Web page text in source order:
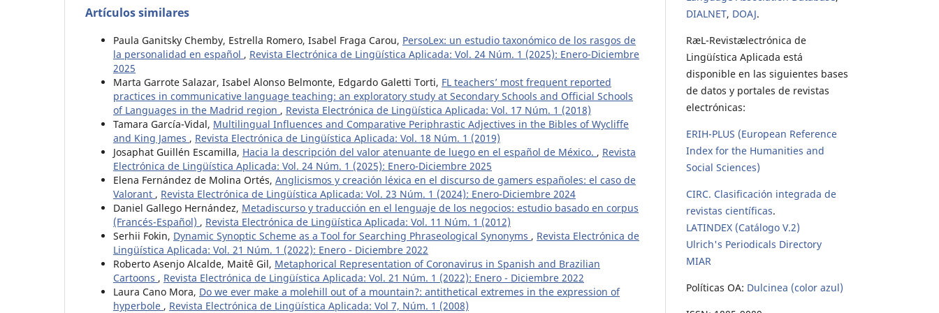
Artículos similares
Paula Ganitsky Chemby, Estrella Romero, Isabel Fraga Carou, PersoLex: un estudio taxonómico de los rasgos de
la personalidad en español , Revista Electrónica de Lingüística Aplicada: Vol. 24 Núm. 1 (2025): Enero-Diciembre
2025
Marta Garrote Salazar, Isabel Alonso Belmonte, Edgardo Galetti Torti, FL teachers’ most frequent reported
practices in communicative language teaching: an exploratory study at Secondary Schools and Official Schools
of Languages in the Madrid region , Revista Electrónica de Lingüística Aplicada: Vol. 17 Núm. 1 (2018)
Tamara García-Vidal, Multilingual Influences and Comparative Periphrastic Adjectives in the Bibles of Wycliffe
and King James , Revista Electrónica de Lingüística Aplicada: Vol. 18 Núm. 1 (2019)
Josaphat Guillén Escamilla, Hacia la descripción del valor atenuante de luego en el español de México. , Revista
Electrónica de Lingüística Aplicada: Vol. 24 Núm. 1 (2025): Enero-Diciembre 2025
Elena Fernández de Molina Ortés, Anglicismos y creación léxica en el discurso de gamers españoles: el caso de
Valorant , Revista Electrónica de Lingüística Aplicada: Vol. 23 Núm. 1 (2024): Enero-Diciembre 2024
Daniel Gallego Hernández, Metadiscurso y traducción en el lenguaje de los negocios: estudio basado en corpus
(Francés-Español) , Revista Electrónica de Lingüística Aplicada: Vol. 11 Núm. 1 (2012)
Serhii Fokin, Dynamic Synoptic Scheme as a Tool for Searching Phraseological Synonyms , Revista Electrónica de
Lingüística Aplicada: Vol. 21 Núm. 1 (2022): Enero - Diciembre 2022
Roberto Asenjo Alcalde, Maitê Gil, Metaphorical Representation of Coronavirus in Spanish and Brazilian
Cartoons , Revista Electrónica de Lingüística Aplicada: Vol. 21 Núm. 1 (2022): Enero - Diciembre 2022
Laura Cano Mora, Do we ever make a molehill out of a mountain?: antithetical extremes in the expression of
hyperbole , Revista Electrónica de Lingüística Aplicada: Vol 7, Núm. 1 (2008)
DIALNET, DOAJ.
RæL-Revistælectrónica de
Lingüística Aplicada está
disponible en las siguientes bases
de datos y portales de revistas
electrónicas:
ERIH-PLUS (European Reference
Index for the Humanities and
Social Sciences)
CIRC. Clasificación integrada de
revistas científicas.
LATINDEX (Catálogo V.2)
Ulrich's Periodicals Directory
MIAR
Políticas OA: Dulcinea (color azul)